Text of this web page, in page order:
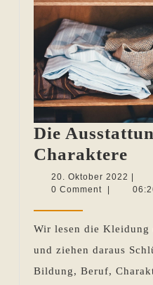
Die
Charaktere
20. Oktober 2022 20.
0 Comment
Wir lesen die Kleidung
und ziehen daraus
Bildung, Beruf,